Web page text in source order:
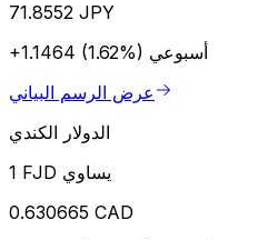
71.8552 JPY
+1.1464 (1.62%) أسبوعي
عرض الرسم البياني
الدولار الكندي
1 FJD يساوي
0.630665 CAD